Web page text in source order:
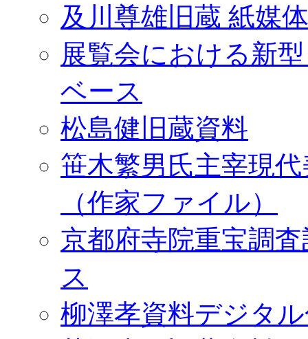
及川尊雄旧蔵 紙媒
展覧会における新
ベース
松島健旧蔵資料
笹木繁男氏主宰現
（作家ファイル）
京都府寺院重宝調
ス
柳澤孝資料デジタ